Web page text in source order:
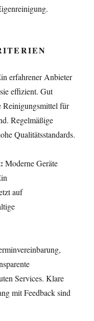
erfahrener Anbieter
effizient. Gut
Reinigungsmittel für
Regelmäßige
Qualitätsstandards.
Moderne Geräte
auf
Services. Klare
mit Feedback sind